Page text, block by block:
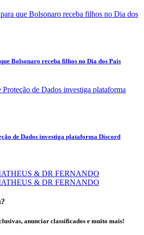
Bolsonaro receba filhos no Dia dos Pais
de Dados investiga plataforma Discord
anunciar classificados e muito mais!